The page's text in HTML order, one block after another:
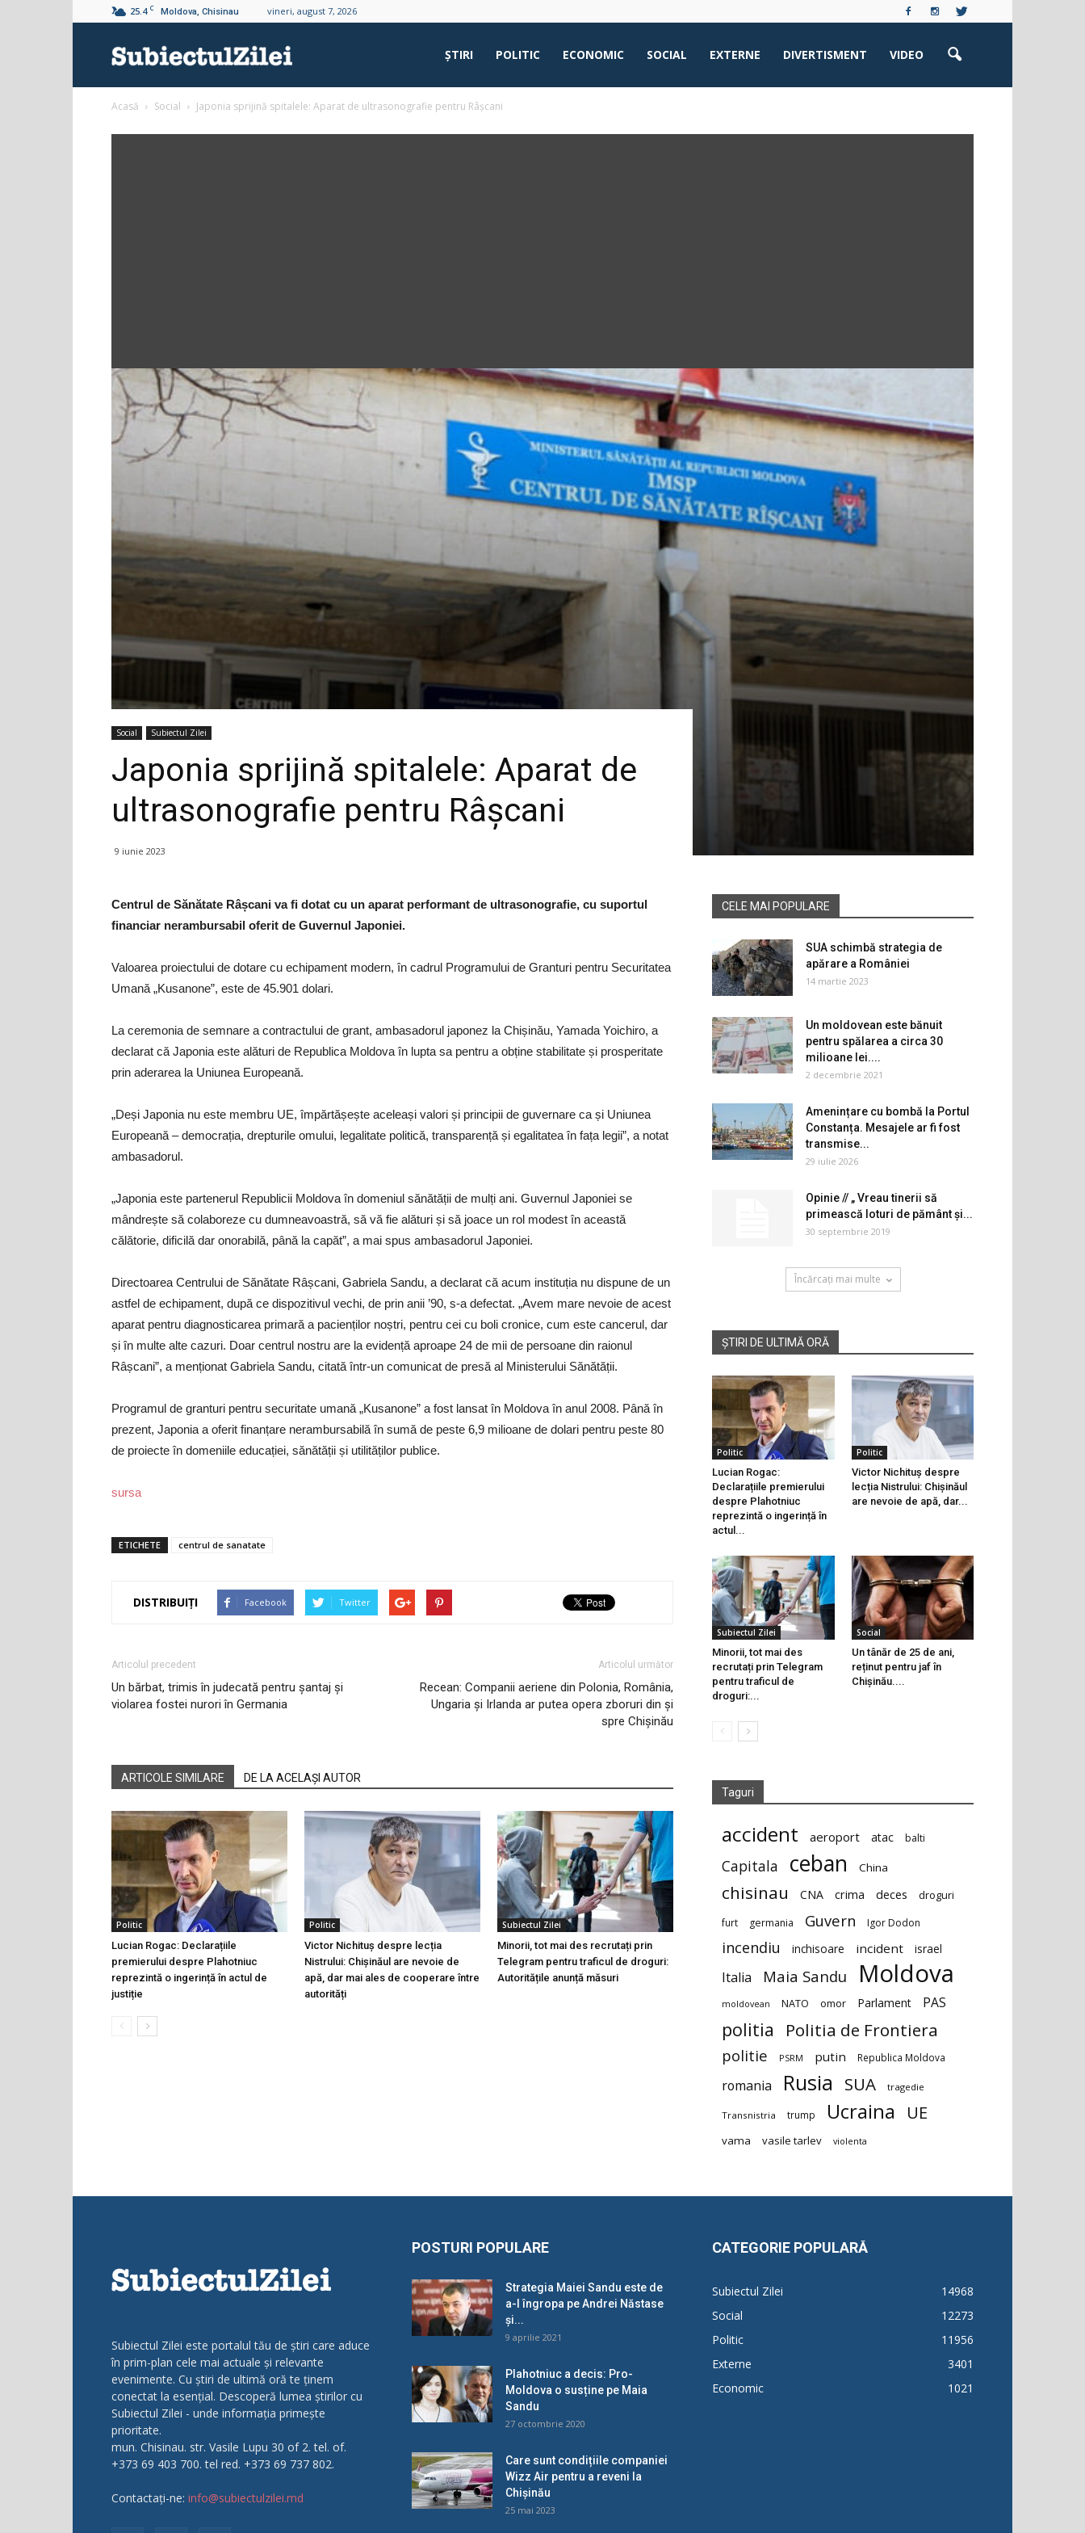
25.4 C Moldova, Chisinau vineri, august 7, 2026
ŞTIRI POLITIC ECONOMIC SOCIAL EXTERNE DIVERTISMENT VIDEO
Acasă Social Japonia sprijină spitalele: Aparat de ultrasonografie pentru Râșcani
Social Subiectul Zilei
Japonia sprijină spitalele: Aparat de
ultrasonografie pentru Râșcani
9 iunie 2023
Centrul de Sănătate Râșcani va fi dotat cu un aparat performant de ultrasonografie, cu suportul
financiar nerambursabil oferit de Guvernul Japoniei.
Valoarea proiectului de dotare cu echipament modern, în cadrul Programului de Granturi pentru Securitatea
Umană „Kusanone”, este de 45.901 dolari.
La ceremonia de semnare a contractului de grant, ambasadorul japonez la Chișinău, Yamada Yoichiro, a
declarat că Japonia este alături de Republica Moldova în lupta sa pentru a obține stabilitate și prosperitate
prin aderarea la Uniunea Europeană.
„Deși Japonia nu este membru UE, împărtășește aceleași valori și principii de guvernare ca și Uniunea
Europeană – democrația, drepturile omului, legalitate politică, transparență și egalitatea în fața legii”, a notat
ambasadorul.
„Japonia este partenerul Republicii Moldova în domeniul sănătății de mulți ani. Guvernul Japoniei se
mândrește să colaboreze cu dumneavoastră, să vă fie alături și să joace un rol modest în această
călătorie, dificilă dar onorabilă, până la capăt”, a mai spus ambasadorul Japoniei.
Directoarea Centrului de Sănătate Râșcani, Gabriela Sandu, a declarat că acum instituția nu dispune de un
astfel de echipament, după ce dispozitivul vechi, de prin anii ’90, s-a defectat. „Avem mare nevoie de acest
aparat pentru diagnosticarea primară a pacienților noștri, pentru cei cu boli cronice, cum este cancerul, dar
și în multe alte cazuri. Doar centrul nostru are la evidență aproape 24 de mii de persoane din raionul
Râșcani”, a menționat Gabriela Sandu, citată într-un comunicat de presă al Ministerului Sănătății.
Programul de granturi pentru securitate umană „Kusanone” a fost lansat în Moldova în anul 2008. Până în
prezent, Japonia a oferit finanțare nerambursabilă în sumă de peste 6,9 milioane de dolari pentru peste 80
de proiecte în domeniile educației, sănătății și utilităților publice.
sursa
ETICHETE centrul de sanatate
DISTRIBUIȚI Facebook Twitter
Articolul precedent
Un bărbat, trimis în judecată pentru șantaj și
violarea fostei nurori în Germania
Articolul următor
Recean: Companii aeriene din Polonia, România,
Ungaria și Irlanda ar putea opera zboruri din și
spre Chișinău
ARTICOLE SIMILARE DE LA ACELAȘI AUTOR
Politic
Lucian Rogac: Declarațiile
premierului despre Plahotniuc
reprezintă o ingerință în actul de
justiție
Politic
Victor Nichituș despre lecția
Nistrului: Chișinăul are nevoie de
apă, dar mai ales de cooperare între
autorități
Subiectul Zilei
Minorii, tot mai des recrutați prin
Telegram pentru traficul de droguri:
Autoritățile anunță măsuri
CELE MAI POPULARE
SUA schimbă strategia de
apărare a României
14 martie 2023
Un moldovean este bănuit
pentru spălarea a circa 30
milioane lei....
2 decembrie 2021
Amenințare cu bombă la Portul
Constanța. Mesajele ar fi fost
transmise...
29 iulie 2026
Opinie // „ Vreau tinerii să
primească loturi de pământ și...
30 septembrie 2019
Încărcați mai multe
ȘTIRI DE ULTIMĂ ORĂ
Politic
Lucian Rogac:
Declarațiile premierului
despre Plahotniuc
reprezintă o ingerință în
actul...
Politic
Victor Nichituș despre
lecția Nistrului: Chișinăul
are nevoie de apă, dar...
Subiectul Zilei
Minorii, tot mai des
recrutați prin Telegram
pentru traficul de
droguri:...
Social
Un tânăr de 25 de ani,
reținut pentru jaf în
Chișinău....
Taguri
accident aeroport atac balti
Capitala ceban China
chisinau CNA crima deces droguri
furt germania Guvern Igor Dodon
incendiu inchisoare incident israel
Italia Maia Sandu Moldova
moldovean NATO omor Parlament PAS
politia Politia de Frontiera
politie PSRM putin Republica Moldova
romania Rusia SUA tragedie
Transnistria trump Ucraina UE
vama vasile tarlev violenta
Subiectul Zilei este portalul tău de știri care aduce
în prim-plan cele mai actuale și relevante
evenimente. Cu știri de ultimă oră te ținem
conectat la esențial. Descoperă lumea știrilor cu
Subiectul Zilei - unde informația primește
prioritate.
mun. Chisinau. str. Vasile Lupu 30 of 2. tel. of.
+373 69 403 700. tel red. +373 69 737 802.
Contactați-ne: info@subiectulzilei.md
POSTURI POPULARE
Strategia Maiei Sandu este de
a-l îngropa pe Andrei Năstase
și...
9 aprilie 2021
Plahotniuc a decis: Pro-
Moldova o susține pe Maia
Sandu
27 octombrie 2020
Care sunt condițiile companiei
Wizz Air pentru a reveni la
Chișinău
25 mai 2023
CATEGORIE POPULARĂ
Subiectul Zilei
14968
Social
12273
Politic
11956
Externe
3401
Economic
1021